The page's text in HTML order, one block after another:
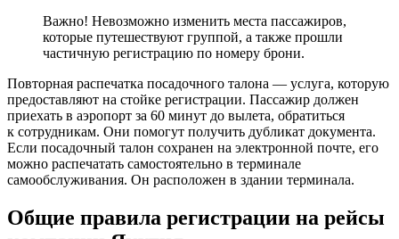
Важно! Невозможно изменить места пассажиров,
которые путешествуют группой, а также прошли
частичную регистрацию по номеру брони.
Повторная распечатка посадочного талона — услуга, которую
предоставляют на стойке регистрации. Пассажир должен
приехать в аэропорт за 60 минут до вылета, обратиться
к сотрудникам. Они помогут получить дубликат документа.
Если посадочный талон сохранен на электронной почте, его
можно распечатать самостоятельно в терминале
самообслуживания. Он расположен в здании терминала.
Общие правила регистрации на рейсы